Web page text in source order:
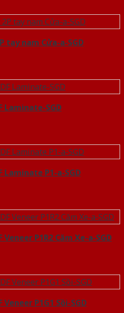
tay nam Cửa-a-SGD
Laminate-SGD
Laminate P1-a-SGD
Veneer P1R2 Căm Xe-a-SGD
Veneer P1G1 Sồi-SGD